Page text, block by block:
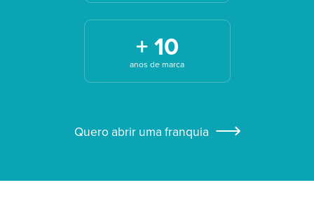
+ 10
anos de marca
Quero abrir uma franquia